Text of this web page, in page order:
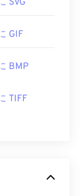
SVG
GIF
BMP
TIFF